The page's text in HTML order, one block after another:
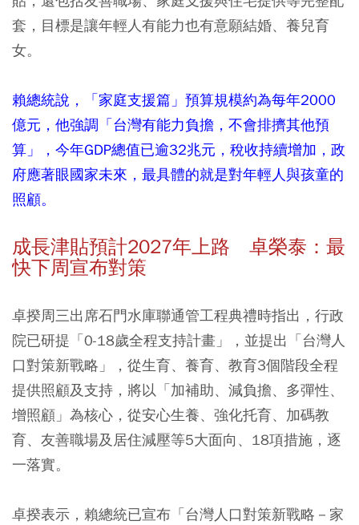
套，目標是讓年輕人有能力也有意願結婚、養兒育
女。
賴總統說，「家庭支援篇」預算規模約為每年2000
億元，他強調「台灣有能力負擔，不會排擠其他預
算」，今年GDP總值已逾32兆元，稅收持續增加，政
府應著眼國家未來，最具體的就是對年輕人與孩童的
照顧。
成長津貼預計2027年上路 卓榮泰：最
快下周宣布對策
卓揆周三出席石門水庫聯通管工程典禮時指出，行政
院已研提「0-18歲全程支持計畫」，並提出「台灣人
口對策新戰略」，從生育、養育、教育3個階段全程
提供照顧及支持，將以「加補助、減負擔、多彈性、
增照顧」為核心，從安心生養、強化托育、加碼教
育、友善職場及居住減壓等5大面向、18項措施，逐
一落實。
卓揆表示，賴總統已宣布「台灣人口對策新戰略－家